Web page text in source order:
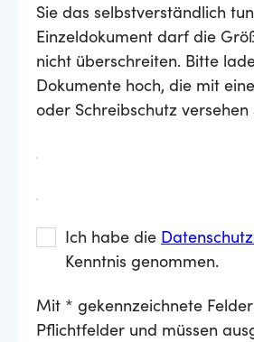
Sie das selbstverständlich
Einzeldokument darf die
nicht überschreiten. Bitte
Dokumente hoch, die mit
oder Schreibschutz versehen
Ich habe die
Kenntnis genommen.
Mit * gekennzeichnete
Pflichtfelder und müssen